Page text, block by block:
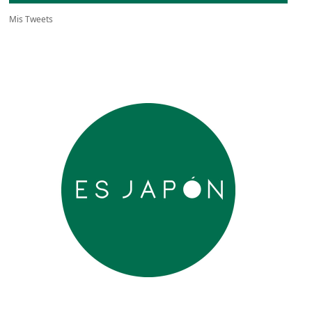
Mis Tweets